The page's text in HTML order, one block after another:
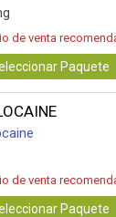
de venta
Paquete
de venta
Paquete